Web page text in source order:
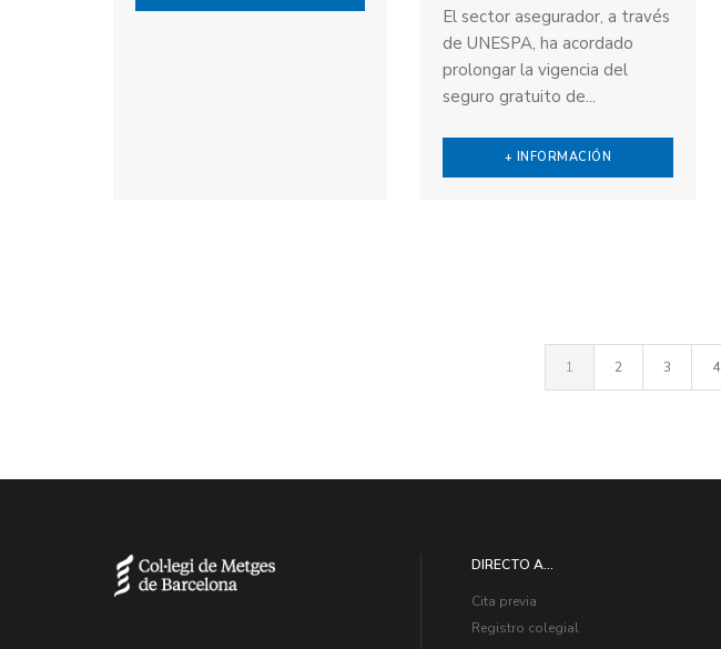
El sector asegurador, a través
de UNESPA, ha acordado
prolongar la vigencia del
seguro gratuito de...
+ INFORMACIÓN
1 2 3 4
DIRECTO A...
Cita previa
Registro colegial